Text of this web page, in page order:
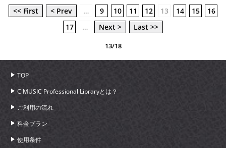
<< First < Prev … 9 10 11 12 13 14 15
16
17
… Next > Last >>
13/18
TOP
C MUSIC Professional Libraryとは？
ご利用の流れ
料金プラン
使用条件